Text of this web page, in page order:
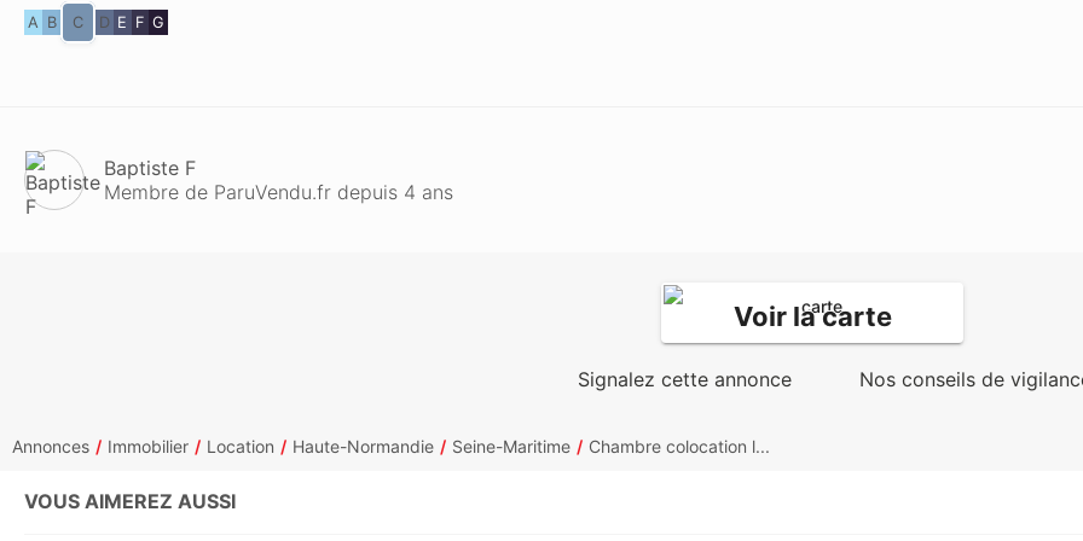
A B C D E F G
Baptiste F
Membre de ParuVendu.fr depuis 4 ans
Voir la carte
Signalez cette annonce Nos conseils de
Annonces Immobilier Location Haute-Normandie Seine-Maritime Chambre colocation l...
VOUS AIMEREZ AUSSI